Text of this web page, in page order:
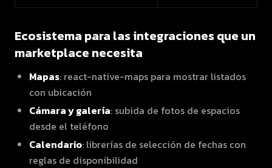
Ecosistema para las integraciones que un
marketplace necesita
Mapas: react-native-maps para mostrar listados
con ubicación
Cámara y galería: subida de fotos de espacios
desde el teléfono
Calendario: librerías de selección de fechas con
reglas de disponibilidad